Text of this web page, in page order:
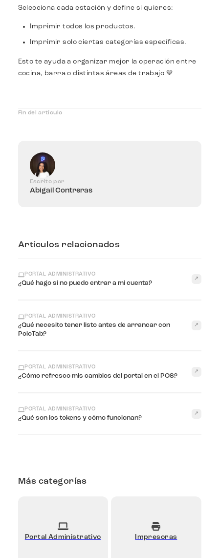
Selecciona cada estación y define si quieres:
Imprimir todos los productos.
Imprimir solo ciertas categorías específicas.
Esto te ayuda a organizar mejor la operación entre
cocina, barra o distintas áreas de trabajo 💙
Fin del artículo
Escrito por
Abigail Contreras
Artículos relacionados
PORTAL ADMINISTRATIVO
¿Qué hago si no puedo entrar a mi cuenta?
↗
PORTAL ADMINISTRATIVO
¿Qué necesito tener listo antes de arrancar con
PoloTab?
↗
PORTAL ADMINISTRATIVO
¿Cómo refresco mis cambios del portal en el POS?
↗
PORTAL ADMINISTRATIVO
¿Qué son los tokens y cómo funcionan?
↗
Más categorías
Portal Administrativo Impresoras